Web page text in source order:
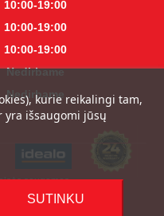
10:00-19:00
10:00-19:00
10:00-19:00
Nedirbame
Nedirbamekurie reikalingi tam,
yra išsaugomi jūsų
SUTINKU
saugomos